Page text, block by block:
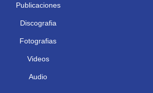
Publicaciones
Discografia
Fotografias
Videos
Audio